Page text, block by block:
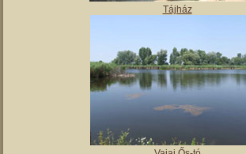
Kiskastély – Vaja szálláshely